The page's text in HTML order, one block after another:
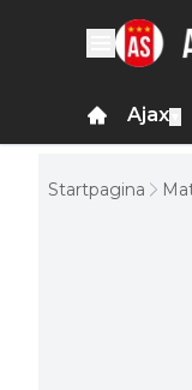
Ajax
Startpagina